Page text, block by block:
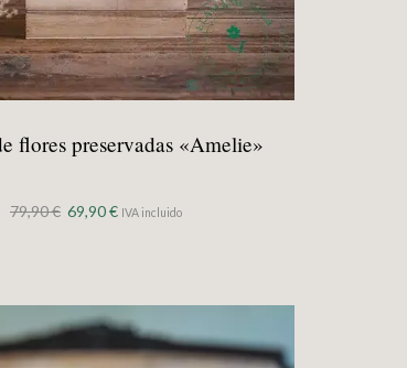
flores preservadas «Amelie»
79,90€ El
79,90 €.
69,90€El
69,90 €.
IVA incluido